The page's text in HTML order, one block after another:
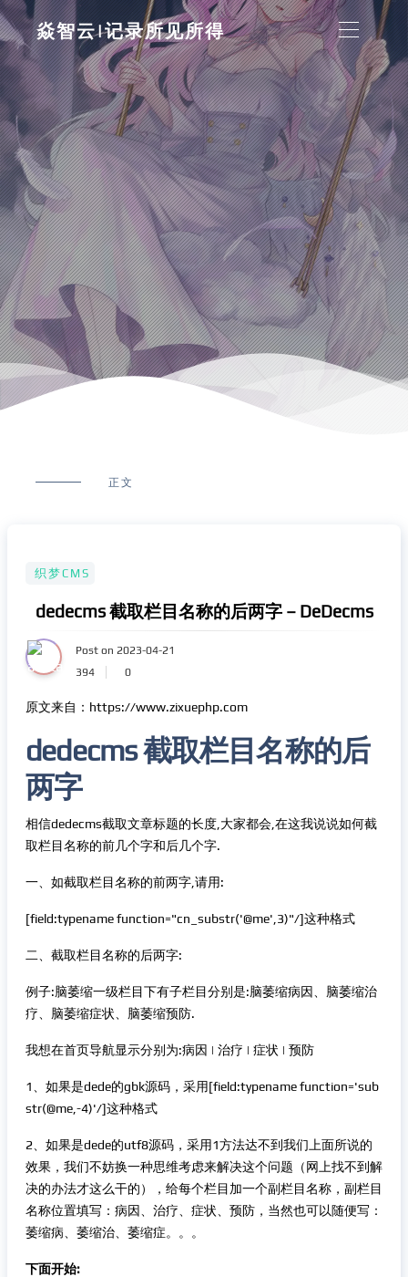
焱智云|记录所见所得
正文
织梦CMS
dedecms 截取栏目名称的后两字 – DeDecms
Post on 2023-04-21
394
0
原文来自：https://www.zixuephp.com
dedecms 截取栏目名称的后
两字
相信dedecms截取文章标题的长度,大家都会,在这我说说如何截
取栏目名称的前几个字和后几个字.
一、如截取栏目名称的前两字,请用:
[field:typename function="cn_substr('@me',3)"/]这种格式
二、截取栏目名称的后两字:
例子:脑萎缩一级栏目下有子栏目分别是:脑萎缩病因、脑萎缩治
疗、脑萎缩症状、脑萎缩预防.
我想在首页导航显示分别为:病因 | 治疗 | 症状 | 预防
1、如果是dede的gbk源码，采用[field:typename function='sub
str(@me,-4)'/]这种格式
2、如果是dede的utf8源码，采用1方法达不到我们上面所说的
效果，我们不妨换一种思维考虑来解决这个问题（网上找不到解
决的办法才这么干的），给每个栏目加一个副栏目名称，副栏目
名称位置填写：病因、治疗、症状、预防，当然也可以随便写：
萎缩病、萎缩治、萎缩症。。。
下面开始: